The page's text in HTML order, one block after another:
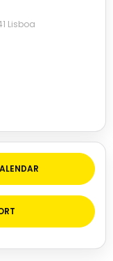
Lisboa